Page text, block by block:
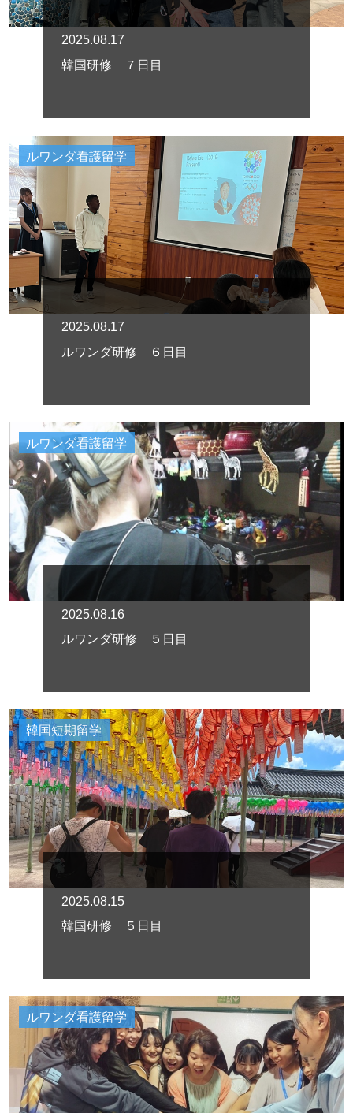
2025.08.17
韓国研修 ７日目
ルワンダ看護留学
2025.08.17
ルワンダ研修 ６日目
ルワンダ看護留学
2025.08.16
ルワンダ研修 ５日目
韓国短期留学
2025.08.15
韓国研修 ５日目
ルワンダ看護留学